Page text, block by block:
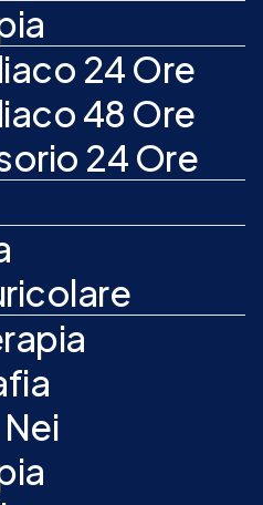
24 Ore
48 Ore
24 Ore